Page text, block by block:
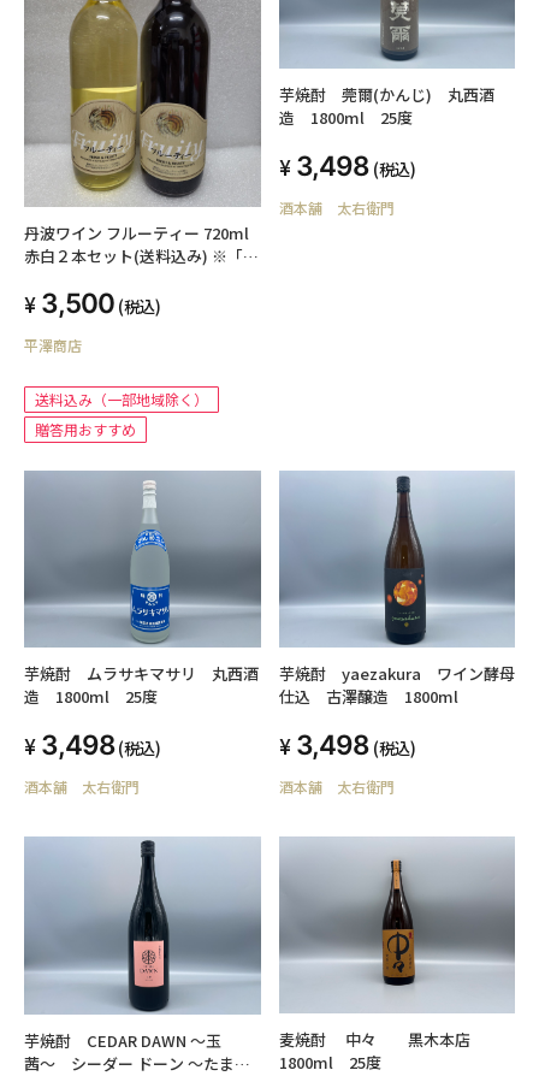
丹波ワイン フルーティー 720ml
赤白２本セット(送料込み) ※「お
応」いたします
3,500 (税込)
平澤商店
送料込み（一部地域除く）
贈答用おすすめ
芋焼酎 莞爾(かんじ) 丸西酒
造 1800ml 25度
3,498 (税込)
酒本舗 太右衛門
芋焼酎 ムラサキマサリ 丸西酒
造 1800ml 25度
3,498 (税込)
酒本舗 太右衛門
芋焼酎 yaezakura ワイン酵母
仕込 古澤醸造 1800ml
3,498 (税込)
酒本舗 太右衛門
芋焼酎 CEDAR DAWN 〜玉
茜〜 シーダー ドーン 〜たまあ
麦焼酎 中々 黒木本店
1800ml 25度